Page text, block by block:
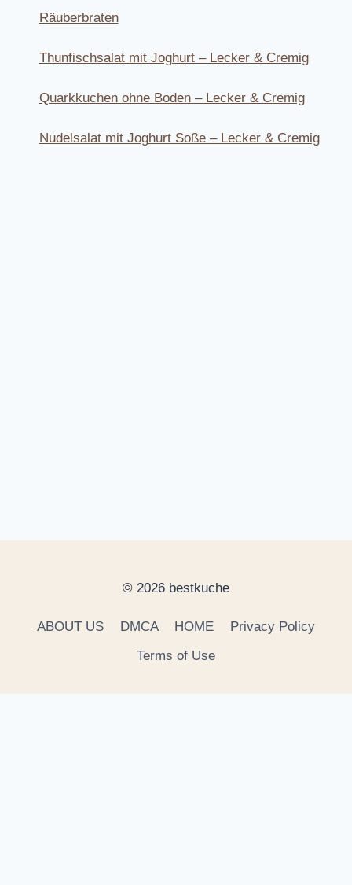
Räuberbraten
Thunfischsalat mit Joghurt – Lecker & Cremig
Quarkkuchen ohne Boden – Lecker & Cremig
Nudelsalat mit Joghurt Soße – Lecker & Cremig
© 2026 bestkuche
ABOUT US DMCA HOME
Privacy Policy
Terms of Use